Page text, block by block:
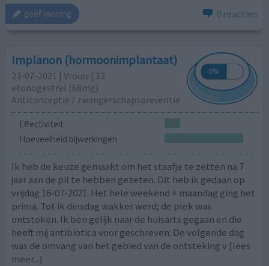
geef mening 0 reacties
Implanon (hormoonimplantaat)
23-07-2021 | Vrouw | 22
etonogestrel (68mg)
Anticonceptie / zwangerschapspreventie
Effectiviteit
Hoeveelheid bijwerkingen
Ik heb de keuze gemaakt om het staafje te zetten na 7
jaar aan de pil te hebben gezeten. Dit heb ik gedaan op
vrijdag 16-07-2021. Het hele weekend + maandag ging het
prima. Tot ik dinsdag wakker werd; de plek was
ontstoken. Ik ben gelijk naar de huisarts gegaan en die
heeft mij antibiotica voor geschreven. De volgende dag
was de omvang van het gebied van de ontsteking v [lees
meer...]